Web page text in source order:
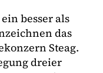
besser als
das
Steag.
dreier